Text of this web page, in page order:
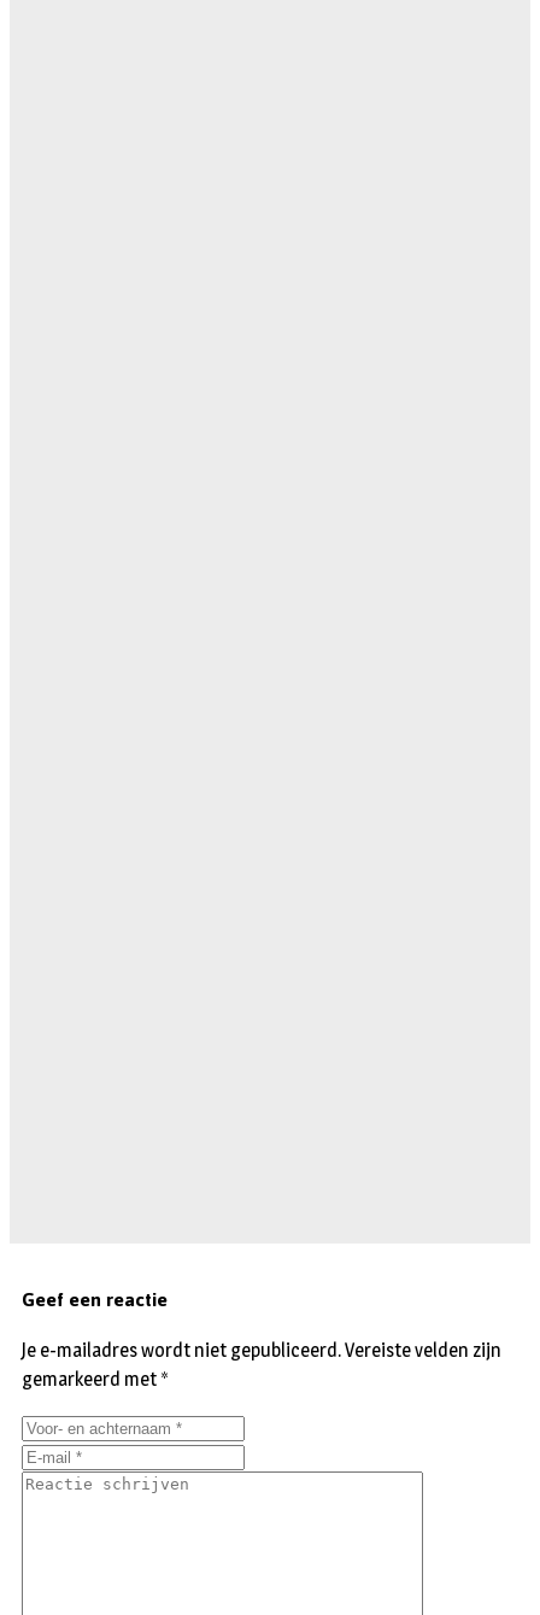
Geef een reactie
Je e-mailadres wordt niet gepubliceerd.Vereiste velden zijn
gemarkeerd met *